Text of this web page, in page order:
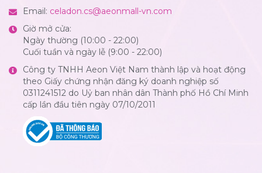
Email: celadon.cs@aeonmall-vn.com
Giờ mở cửa:
Ngày thường (10:00 - 22:00)
Cuối tuần và ngày lễ (9:00 - 22:00)
Công ty TNHH Aeon Việt Nam thành lập và hoạt động
theo Giấy chứng nhận đăng ký doanh nghiệp số
0311241512 do Uỷ ban nhân dân Thành phố Hồ Chí Minh
cấp lần đầu tiên ngày 07/10/2011